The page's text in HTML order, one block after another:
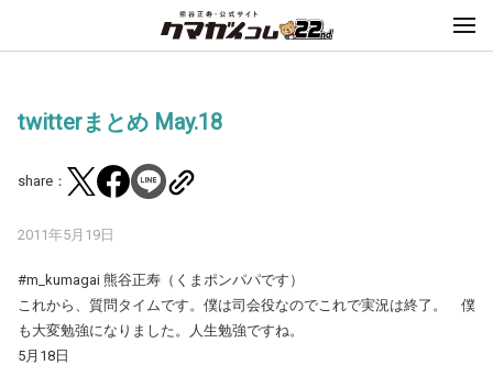
twitterまとめ May.18
share：
2011年5月19日
#m_kumagai 熊谷正寿（くまポンパパです）
これから、質問タイムです。僕は司会役なのでこれで実況は終了。 僕
も大変勉強になりました。人生勉強ですね。
5月18日